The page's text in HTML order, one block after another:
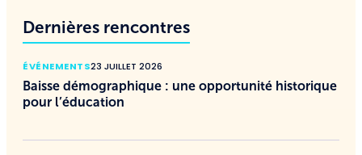
Dernières rencontres
ÉVÉNEMENTS23 JUILLET 2026
Baisse démographique : une opportunité historique
pour l’éducation